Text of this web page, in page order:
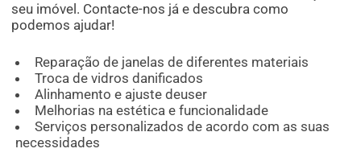
seu imóvel. Contacte-nos já e descubra como
podemos ajudar!
Reparação de janelas de diferentes materiais
Troca de vidros danificados
Alinhamento e ajuste deuser
Melhorias na estética e funcionalidade
Serviços personalizados de acordo com as suas
necessidades